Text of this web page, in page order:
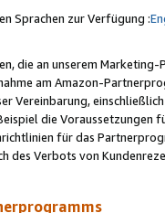
Sprachen zur Verfügung :
die an unserem
am Amazon-
Vereinbarung,
die
für das
des Verbots von